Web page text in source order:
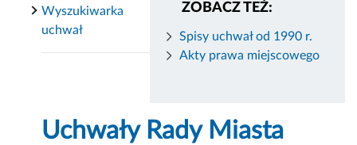
ZOBACZ TEŻ:
Spisy uchwał od 1990 r.
Akty prawa miejscowego
Wyszukiwarka
uchwał
Uchwały Rady Miasta